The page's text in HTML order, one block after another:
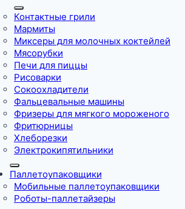
Контактные грили
Мармиты
Миксеры для молочных коктейлей
Мясорубки
Печи для пиццы
Рисоварки
Сокоохладители
Фальцевальные машины
Фризеры для мягкого мороженого
Фритюрницы
Хлеборезки
Электрокипятильники
Паллетоупаковщики
Мобильные паллетоупаковщики
Роботы-паллетайзеры